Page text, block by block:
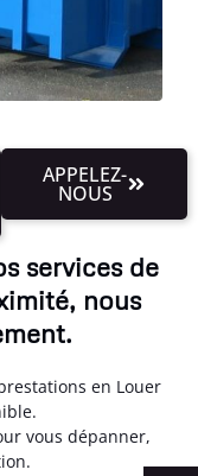
APPELEZ-
NOUS
services de
nous
en Louer
vous dépanner,